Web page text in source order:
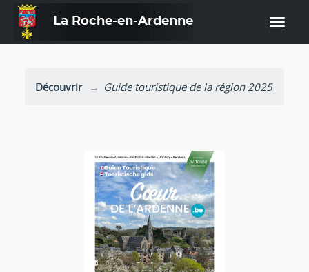
La Roche-en-Ardenne —
Découvrir Guide touristique de la région 2025